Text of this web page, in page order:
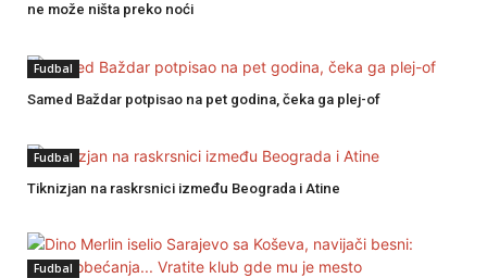
ne može ništa preko noći
Fudbal
Samed Baždar potpisao na pet godina, čeka ga plej-of
Fudbal
Tiknizjan na raskrsnici između Beograda i Atine
Fudbal